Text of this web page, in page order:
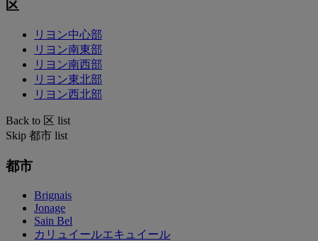
区
リヨン中心部
リヨン南東部
リヨン南西部
リヨン東北部
リヨン西北部
Back to 区 list
Skip 都市 list
都市
Brignais
Jonage
Sain Bel
カリュイールエキュイール